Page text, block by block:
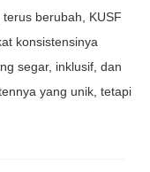
berubah, KUSF
konsistensinya
segar, inklusif, dan
yang unik, tetapi